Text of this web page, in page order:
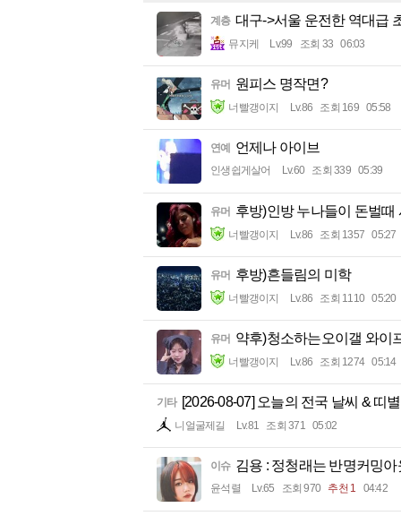
계층 대구->서울 운전한 역대급
뮤지케 Lv.99 조회 33 06:03
유머 원피스 명작면?
너빨갱이지 Lv.86 조회 169 05:58
연예 언제나 아이브
인생쉽게살어 Lv.60 조회 339 05:39
유머 후방)인방 누나들이 돈벌
너빨갱이지 Lv.86 조회 1357 05:27
유머 후방)흔들림의 미학
너빨갱이지 Lv.86 조회 1110 05:20
유머 약후)청소하는오이갤 와이
너빨갱이지 Lv.86 조회 1274 05:14
기타 [2026-08-07] 오늘의 전국 날씨 & 띠
니얼굴제길 Lv.81 조회 371 05:02
이슈 김용 : 정청래는 반명커밍아
윤석렬 Lv.65 조회 970 추천 1 04:42